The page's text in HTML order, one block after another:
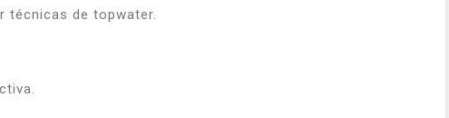
técnicas de topwater.